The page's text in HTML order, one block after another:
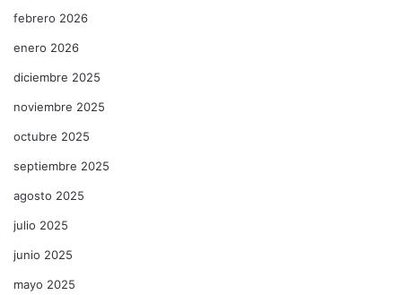
febrero 2026
enero 2026
diciembre 2025
noviembre 2025
octubre 2025
septiembre 2025
agosto 2025
julio 2025
junio 2025
mayo 2025